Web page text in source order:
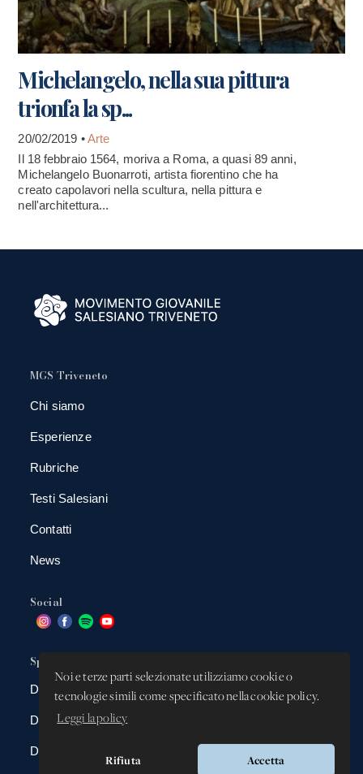
Noi e terze parti selezionate utilizziamo cookie o
tecnologie simili come specificato nella cookie policy.
Leggi la policy
Rifiuta Accetta
Michelangelo, nella sua pittura
trionfa la sp...
20/02/2019 •Arte
Il 18 febbraio 1564, moriva a Roma, a quasi 89 anni,
Michelangelo Buonarroti, artista fiorentino che ha
creato capolavori nella scultura, nella pittura e
nell'architettura...
MGS Triveneto
Chi siamo
Esperienze
Rubriche
Testi Salesiani
Contatti
News
Social
Spazio app
DBAnima
DBContest
DBDrive